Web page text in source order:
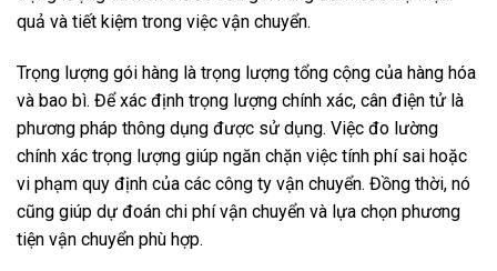
quả và tiết kiệm trong việc vận chuyển.
Trọng lượng gói hàng là trọng lượng tổng cộng của hàng hóa
và bao bì. Để xác định trọng lượng chính xác, cân điện tử là
phương pháp thông dụng được sử dụng. Việc đo lường
chính xác trọng lượng giúp ngăn chặn việc tính phí sai hoặc
vi phạm quy định của các công ty vận chuyển. Đồng thời, nó
cũng giúp dự đoán chi phí vận chuyển và lựa chọn phương
tiện vận chuyển phù hợp.